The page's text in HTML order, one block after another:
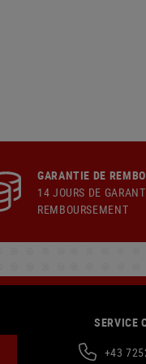
GARANTIE DE
14 JOURS DE
REMBOURSEMENT
SERVICE
+43